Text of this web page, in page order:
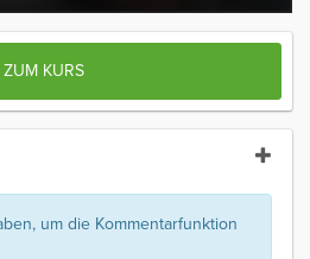
ZUM KURS
um die Kommentarfunktion